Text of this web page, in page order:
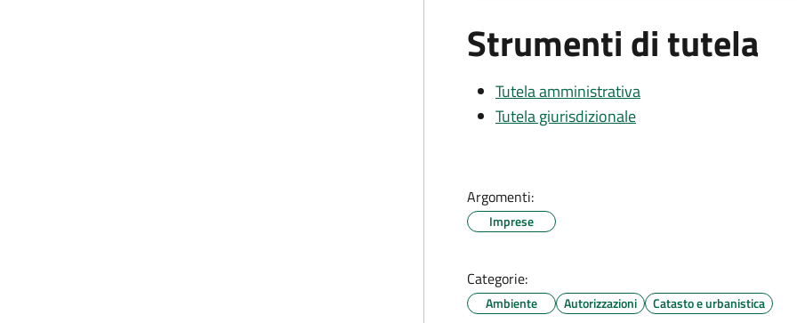
Strumenti di tutela
Tutela amministrativa
Tutela giurisdizionale
Argomenti:
Imprese
Categorie:
Ambiente Autorizzazioni Catasto e urbanistica